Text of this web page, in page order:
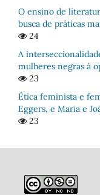
O ensino de
busca de práticas
24
A
mulheres negras à
23
Ética feminista e
Eggers, e Maria e
23